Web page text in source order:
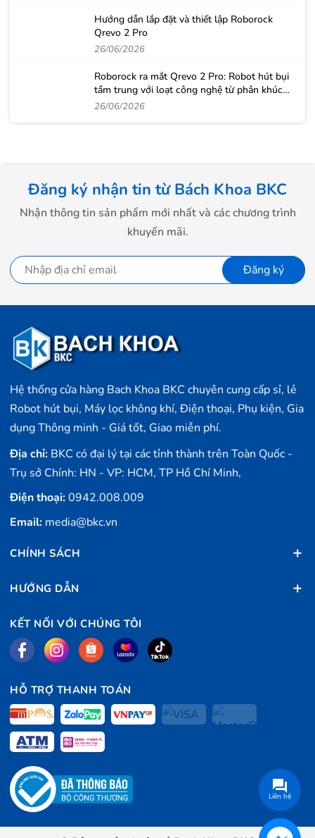
Hướng dẫn lắp đặt và thiết lập Roborock
Qrevo 2 Pro
26/06/2026
Roborock ra mắt Qrevo 2 Pro: Robot hút bụi
tầm trung với loạt công nghệ từ phân khúc
cao cấp
26/06/2026
Đăng ký nhận tin từ Bách Khoa BKC
Nhận thông tin sản phẩm mới nhất và các chương trình
khuyến mãi.
Đăng ký
Hệ thống cửa hàng Bach Khoa BKC chuyên cung cấp sỉ, lẻ
Robot hút bụi, Máy lọc không khí, Điện thoại, Phụ kiện, Gia
dụng Thông minh - Giá tốt, Giao miễn phí.
Địa chỉ: BKC có đại lý tại các tỉnh thành trên Toàn Quốc -
Trụ sở Chính: HN - VP: HCM, TP Hồ Chí Minh,
Điện thoại:0942.008.009
Email: media@bkc.vn
CHÍNH SÁCH
HƯỚNG DẪN
KẾT NỐI VỚI CHÚNG TÔI
HỖ TRỢ THANH TOÁN
Liên hệ